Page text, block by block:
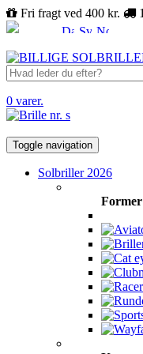
Fri fragt ved 400 kr.
0 varer.
Toggle navigation
Solbriller 2026
Former